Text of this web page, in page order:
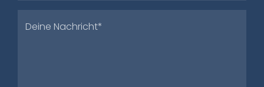
Deine Nachricht*